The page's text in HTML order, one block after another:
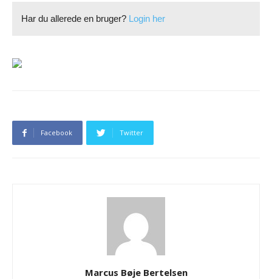
Har du allerede en bruger? Login her
Facebook Twitter
Marcus Bøje Bertelsen